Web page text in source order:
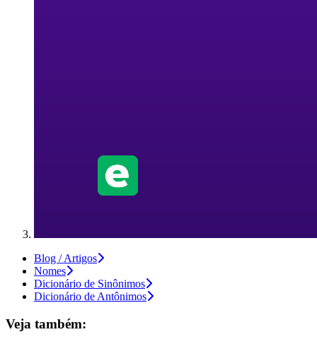
Blog / Artigos
Nomes
Dicionário de Sinônimos
Dicionário de Antônimos
Veja também: